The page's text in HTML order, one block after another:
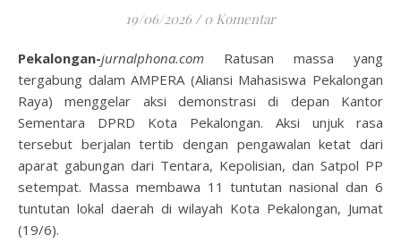
19/06/2026 / 0 Komentar
Pekalongan-jurnalphona.com Ratusan massa yang
tergabung dalam AMPERA (Aliansi Mahasiswa Pekalongan
Raya) menggelar aksi demonstrasi di depan Kantor
Sementara DPRD Kota Pekalongan. Aksi unjuk rasa
tersebut berjalan tertib dengan pengawalan ketat dari
aparat gabungan dari Tentara, Kepolisian, dan Satpol PP
setempat. Massa membawa 11 tuntutan nasional dan 6
tuntutan lokal daerah di wilayah Kota Pekalongan, Jumat
(19/6).